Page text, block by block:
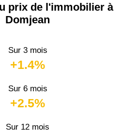
prix de l'immobilier à
Domjean
Sur 3 mois
+1.4%
Sur 6 mois
+2.5%
Sur 12 mois